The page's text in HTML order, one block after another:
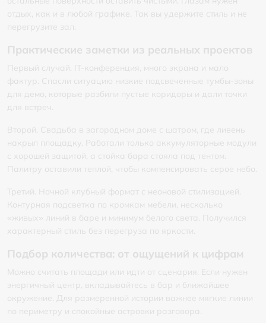
отдых, как и в любой графике. Так вы удержите стиль и не
перегрузите зал.
Практические заметки из реальных проектов
Первый случай. IT-конференция, много экрана и мало
фактур. Спасли ситуацию низкие подсвеченные тумбы-зоны
для демо, которые разбили пустые коридоры и дали точки
для встреч.
Второй. Свадьба в загородном доме с шатром, где ливень
накрыл площадку. Работали только аккумуляторные модули
с хорошей защитой, а стойка бара стояла под тентом.
Палитру оставили теплой, чтобы компенсировать серое небо.
Третий. Ночной клубный формат с неоновой стилизацией.
Контурная подсветка по кромкам мебели, несколько
«живых» линий в баре и минимум белого света. Получился
характерный стиль без перегруза по яркости.
Подбор количества: от ощущений к цифрам
Можно считать площади или идти от сценария. Если нужен
энергичный центр, вкладывайтесь в бар и ближайшее
окружение. Для размеренной истории важнее мягкие линии
по периметру и спокойные островки разговора.